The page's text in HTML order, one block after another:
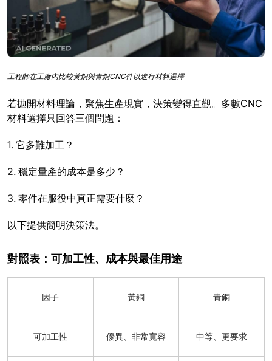
工程師在工廠內比較黃銅與青銅CNC件以進行材料選擇
若拋開材料理論，聚焦生產現實，決策變得直觀。多數CNC
材料選擇只回答三個問題：
1. 它多難加工？
2. 穩定量產的成本是多少？
3. 零件在服役中真正需要什麼？
以下提供簡明決策法。
對照表：可加工性、成本與最佳用途
因子 黃銅 青銅
可加工性 優異、非常寬容 中等、更要求